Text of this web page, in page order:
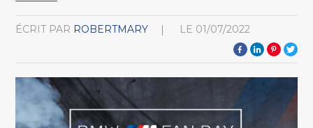
ÉCRIT PAR ROBERTMARY LE 01/07/2022